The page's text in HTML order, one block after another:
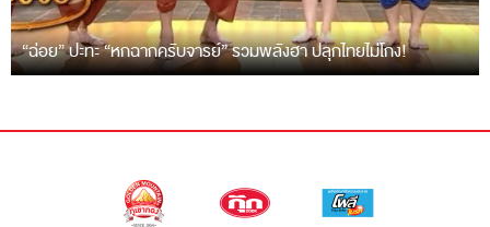
“ฉ่อย” ปะทะ “หกฉากครับจารย์” รวมพลังฮา ปลุกไทยไม่โกง!